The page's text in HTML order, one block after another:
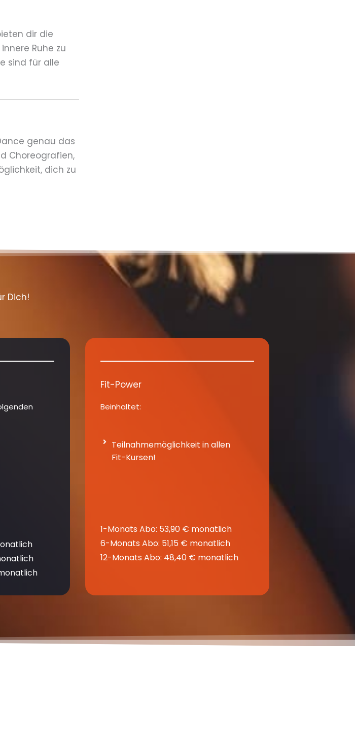
dir die
Ruhe zu
sind für alle
genau das
Choreografien,
dich zu
Dich!
Fit-Power
Beinhaltet:
Teilnahmemöglichkeit in allen
Fit-Kursen!
1-Monats Abo: 53,90 € monatlich
6-Monats Abo: 51,15 € monatlich
12-Monats Abo: 48,40 € monatlich